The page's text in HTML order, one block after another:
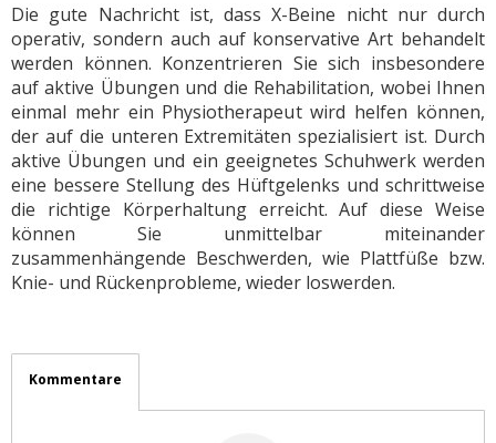
Die gute Nachricht ist, dass X-Beine nicht nur durch
operativ, sondern auch auf konservative Art behandelt
werden können. Konzentrieren Sie sich insbesondere
auf aktive Übungen und die Rehabilitation, wobei Ihnen
einmal mehr ein Physiotherapeut wird helfen können,
der auf die unteren Extremitäten spezialisiert ist. Durch
aktive Übungen und ein geeignetes Schuhwerk werden
eine bessere Stellung des Hüftgelenks und schrittweise
die richtige Körperhaltung erreicht. Auf diese Weise
können Sie unmittelbar miteinander
zusammenhängende Beschwerden, wie Plattfüße bzw.
Knie- und Rückenprobleme, wieder loswerden.
Kommentare